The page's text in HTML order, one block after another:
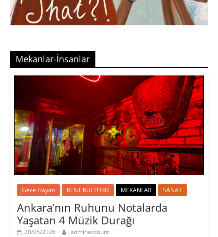
Mekanlar-İnsanlar
Gece Hayatı KENT KÜLTÜRÜ MEKANLAR SANAT
Ankara’nın Ruhunu Notalarda
Yaşatan 4 Müzik Durağı
20/05/2026 adminaccount